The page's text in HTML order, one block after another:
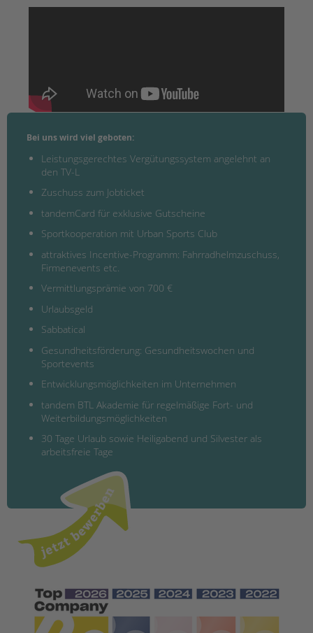
Bei uns wird viel geboten:
Leistungsgerechtes Vergütungssystem angelehnt an
den TV-L
Zuschuss zum Jobticket
tandemCard für exklusive Gutscheine
Sportkooperation mit Urban Sports Club
attraktives Incentive-Programm: Fahrradhelmzuschuss,
Firmenevents etc.
Vermittlungsprämie von 700 €
Urlaubsgeld
Sabbatical
Gesundheitsförderung: Gesundheitswochen und
Sportevents
Entwicklungsmöglichkeiten im Unternehmen
tandem BTL Akademie für regelmäßige Fort- und
Weiterbildungsmöglichkeiten
30 Tage Urlaub sowie Heiligabend und Silvester als
arbeitsfreie Tage